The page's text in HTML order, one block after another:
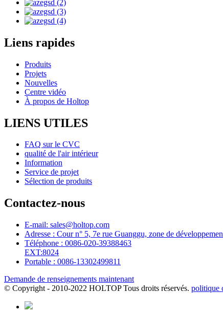
Liens rapides
Produits
Projets
Nouvelles
Centre vidéo
À propos de Holtop
LIENS UTILES
FAQ sur le CVC
qualité de l'air intérieur
Information
Service de projet
Sélection de produits
Contactez-nous
E-mail: sales@holtop.com
Adresse : Cour n° 5, 7e rue Guanggu, zone de
Téléphone : 0086-020-39388463
EXT:8024
Portable : 0086-13302499811
Demande de renseignements maintenant
© Copyright - 2010-2022 HOLTOP Tous droits réservés. politique